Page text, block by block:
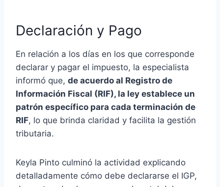
Declaración y Pago
En relación a los días en los que corresponde
declarar y pagar el impuesto, la especialista
informó que, de acuerdo al Registro de
Información Fiscal (RIF), la ley establece un
patrón específico para cada terminación de
RIF, lo que brinda claridad y facilita la gestión
tributaria.
Keyla Pinto culminó la actividad explicando
detalladamente cómo debe declararse el IGP,